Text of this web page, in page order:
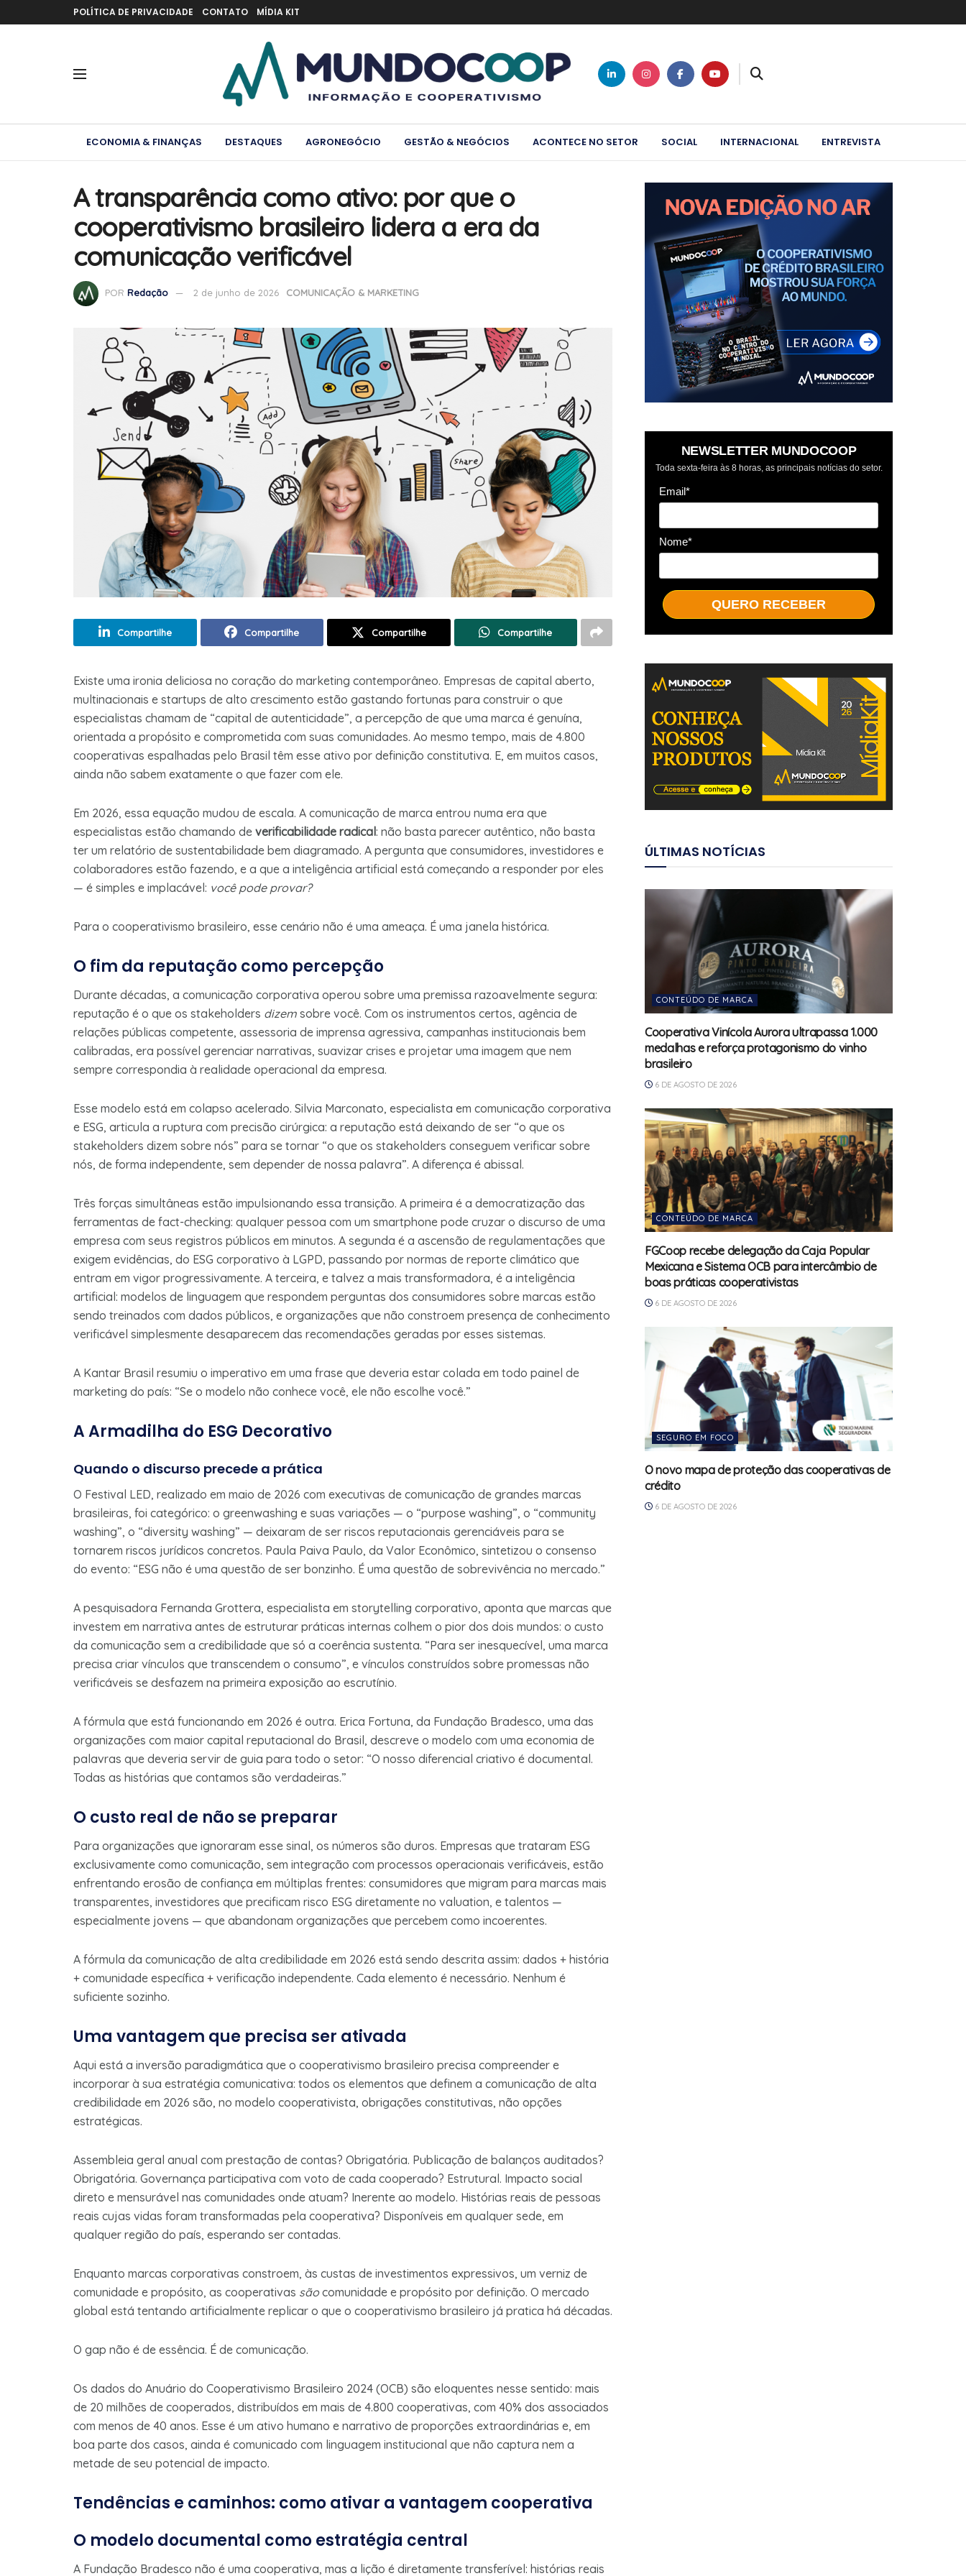
POLÍTICA DE PRIVACIDADE CONTATO MÍDIA KIT
ECONOMIA & FINANÇAS DESTAQUES AGRONEGÓCIO GESTÃO & NEGÓCIOS ACONTECE NO SETOR SOCIAL INTERNACIONAL ENTREVISTA
A transparência como ativo: por que o
cooperativismo brasileiro lidera a era da
comunicação verificável
POR Redação 2 de junho de 2026 COMUNICAÇÃO & MARKETING
Compartilhe Compartilhe Compartilhe Compartilhe
Existe uma ironia deliciosa no coração do marketing contemporâneo. Empresas de capital aberto,
multinacionais e startups de alto crescimento estão gastando fortunas para construir o que
especialistas chamam de “capital de autenticidade”, a percepção de que uma marca é genuína,
orientada a propósito e comprometida com suas comunidades. Ao mesmo tempo, mais de 4.800
cooperativas espalhadas pelo Brasil têm esse ativo por definição constitutiva. E, em muitos casos,
ainda não sabem exatamente o que fazer com ele.
Em 2026, essa equação mudou de escala. A comunicação de marca entrou numa era que
especialistas estão chamando de verificabilidade radical: não basta parecer autêntico, não basta
ter um relatório de sustentabilidade bem diagramado. A pergunta que consumidores, investidores e
colaboradores estão fazendo, e a que a inteligência artificial está começando a responder por eles
— é simples e implacável: você pode provar?
Para o cooperativismo brasileiro, esse cenário não é uma ameaça. É uma janela histórica.
O fim da reputação como percepção
Durante décadas, a comunicação corporativa operou sobre uma premissa razoavelmente segura:
reputação é o que os stakeholders dizem sobre você. Com os instrumentos certos, agência de
relações públicas competente, assessoria de imprensa agressiva, campanhas institucionais bem
calibradas, era possível gerenciar narrativas, suavizar crises e projetar uma imagem que nem
sempre correspondia à realidade operacional da empresa.
Esse modelo está em colapso acelerado. Silvia Marconato, especialista em comunicação corporativa
e ESG, articula a ruptura com precisão cirúrgica: a reputação está deixando de ser “o que os
stakeholders dizem sobre nós” para se tornar “o que os stakeholders conseguem verificar sobre
nós, de forma independente, sem depender de nossa palavra”. A diferença é abissal.
Três forças simultâneas estão impulsionando essa transição. A primeira é a democratização das
ferramentas de fact-checking: qualquer pessoa com um smartphone pode cruzar o discurso de uma
empresa com seus registros públicos em minutos. A segunda é a ascensão de regulamentações que
exigem evidências, do ESG corporativo à LGPD, passando por normas de reporte climático que
entram em vigor progressivamente. A terceira, e talvez a mais transformadora, é a inteligência
artificial: modelos de linguagem que respondem perguntas dos consumidores sobre marcas estão
sendo treinados com dados públicos, e organizações que não constroem presença de conhecimento
verificável simplesmente desaparecem das recomendações geradas por esses sistemas.
A Kantar Brasil resumiu o imperativo em uma frase que deveria estar colada em todo painel de
marketing do país: “Se o modelo não conhece você, ele não escolhe você.”
A Armadilha do ESG Decorativo
Quando o discurso precede a prática
O Festival LED, realizado em maio de 2026 com executivas de comunicação de grandes marcas
brasileiras, foi categórico: o greenwashing e suas variações — o “purpose washing”, o “community
washing”, o “diversity washing” — deixaram de ser riscos reputacionais gerenciáveis para se
tornarem riscos jurídicos concretos. Paula Paiva Paulo, da Valor Econômico, sintetizou o consenso
do evento: “ESG não é uma questão de ser bonzinho. É uma questão de sobrevivência no mercado.”
A pesquisadora Fernanda Grottera, especialista em storytelling corporativo, aponta que marcas que
investem em narrativa antes de estruturar práticas internas colhem o pior dos dois mundos: o custo
da comunicação sem a credibilidade que só a coerência sustenta. “Para ser inesquecível, uma marca
precisa criar vínculos que transcendem o consumo”, e vínculos construídos sobre promessas não
verificáveis se desfazem na primeira exposição ao escrutínio.
A fórmula que está funcionando em 2026 é outra. Erica Fortuna, da Fundação Bradesco, uma das
organizações com maior capital reputacional do Brasil, descreve o modelo com uma economia de
palavras que deveria servir de guia para todo o setor: “O nosso diferencial criativo é documental.
Todas as histórias que contamos são verdadeiras.”
O custo real de não se preparar
Para organizações que ignoraram esse sinal, os números são duros. Empresas que trataram ESG
exclusivamente como comunicação, sem integração com processos operacionais verificáveis, estão
enfrentando erosão de confiança em múltiplas frentes: consumidores que migram para marcas mais
transparentes, investidores que precificam risco ESG diretamente no valuation, e talentos —
especialmente jovens — que abandonam organizações que percebem como incoerentes.
A fórmula da comunicação de alta credibilidade em 2026 está sendo descrita assim: dados + história
+ comunidade específica + verificação independente. Cada elemento é necessário. Nenhum é
suficiente sozinho.
Uma vantagem que precisa ser ativada
Aqui está a inversão paradigmática que o cooperativismo brasileiro precisa compreender e
incorporar à sua estratégia comunicativa: todos os elementos que definem a comunicação de alta
credibilidade em 2026 são, no modelo cooperativista, obrigações constitutivas, não opções
estratégicas.
Assembleia geral anual com prestação de contas? Obrigatória. Publicação de balanços auditados?
Obrigatória. Governança participativa com voto de cada cooperado? Estrutural. Impacto social
direto e mensurável nas comunidades onde atuam? Inerente ao modelo. Histórias reais de pessoas
reais cujas vidas foram transformadas pela cooperativa? Disponíveis em qualquer sede, em
qualquer região do país, esperando ser contadas.
Enquanto marcas corporativas constroem, às custas de investimentos expressivos, um verniz de
comunidade e propósito, as cooperativas sãocomunidade e propósito por definição. O mercado
global está tentando artificialmente replicar o que o cooperativismo brasileiro já pratica há décadas.
O gap não é de essência. É de comunicação.
Os dados do Anuário do Cooperativismo Brasileiro 2024 (OCB) são eloquentes nesse sentido: mais
de 20 milhões de cooperados, distribuídos em mais de 4.800 cooperativas, com 40% dos associados
com menos de 40 anos. Esse é um ativo humano e narrativo de proporções extraordinárias e, em
boa parte dos casos, ainda é comunicado com linguagem institucional que não captura nem a
metade de seu potencial de impacto.
Tendências e caminhos: como ativar a vantagem cooperativa
O modelo documental como estratégia central
A Fundação Bradesco não é uma cooperativa, mas a lição é diretamente transferível: histórias reais
NEWSLETTER MUNDOCOOP
Toda sexta-feira às 8 horas, as principais notícias do setor.
Email*
Nome*
QUERO RECEBER
ÚLTIMAS NOTÍCIAS
CONTEÚDO DE MARCA
Cooperativa Vinícola Aurora ultrapassa 1.000
medalhas e reforça protagonismo do vinho
brasileiro
6 DE AGOSTO DE 2026
CONTEÚDO DE MARCA
FGCoop recebe delegação da Caja Popular
Mexicana e Sistema OCB para intercâmbio de
boas práticas cooperativistas
6 DE AGOSTO DE 2026
SEGURO EM FOCO
O novo mapa de proteção das cooperativas de
crédito
6 DE AGOSTO DE 2026